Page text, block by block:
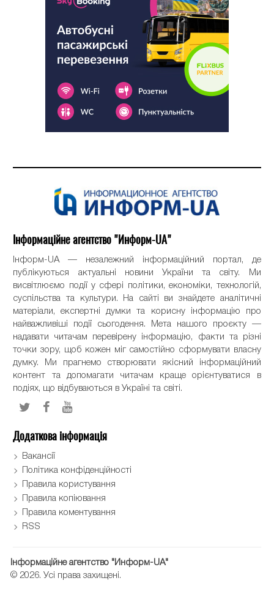
Інформаційне агентство "Информ-UA"
Інформ-UA — незалежний інформаційний портал, де
публікуються актуальні новини України та світу. Ми
висвітлюємо події у сфері політики, економіки, технологій,
суспільства та культури. На сайті ви знайдете аналітичні
матеріали, експертні думки та корисну інформацію про
найважливіші події сьогодення. Мета нашого проєкту —
надавати читачам перевірену інформацію, факти та різні
точки зору, щоб кожен міг самостійно сформувати власну
думку. Ми прагнемо створювати якісний інформаційний
контент та допомагати читачам краще орієнтуватися в
подіях, що відбуваються в Україні та світі.
Додаткова інформація
Вакансії
Політика конфіденційності
Правила користування
Правила копіювання
Правила коментування
RSS
Інформаційне агентство "Информ-UA"
© 2026. Усі права захищені.